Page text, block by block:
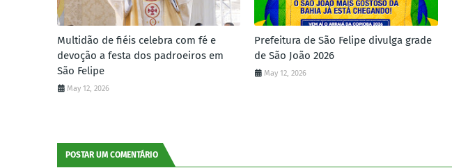
Multidão de fiéis celebra com fé e
devoção a festa dos padroeiros em
São Felipe
May 12, 2026
Prefeitura de São Felipe divulga grade
de São João 2026
May 12, 2026
POSTAR UM COMENTÁRIO